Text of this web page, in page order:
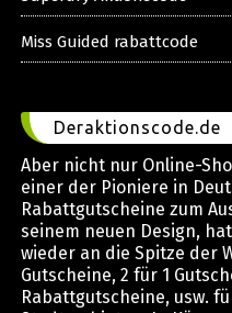
Miss Guided rabattcode
Deraktionscode.de
Aber nicht nur Online-
einer der Pioniere in
Rabattgutscheine zum
seinem neuen Design,
wieder an die Spitze der
Gutscheine, 2 für 1
Rabattgutscheine, usw.